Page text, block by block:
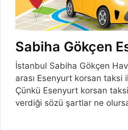
Sabiha Gökçen
İstanbul Sabiha Gökçen
arası Esenyurt korsan taksi
Çünkü Esenyurt korsan
verdiği sözü şartlar ne